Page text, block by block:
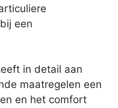
een
in detail aan
maatregelen een
en het comfort